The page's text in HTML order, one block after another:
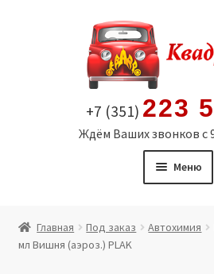
содержимому
+7 (351) 223
Ждём Ваших звонков с
Меню
Витрина
Главная Под заказ Автохимия
мл Вишня (аэроз.) PLAK